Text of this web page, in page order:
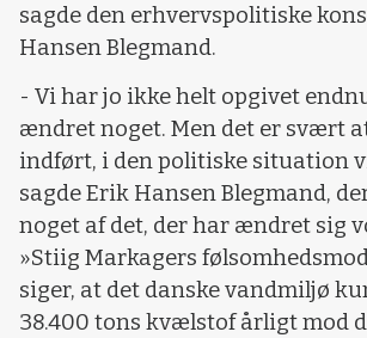
sagde den erhvervspolitiske
Hansen Blegmand.
- Vi har jo ikke helt opgivet
ændret noget. Men det er svært
indført, i den politiske situation
sagde Erik Hansen Blegmand,
noget af det, der har ændret sig
»Stiig Markagers
siger, at det danske vandmiljø
38.400 tons kvælstof årligt mod